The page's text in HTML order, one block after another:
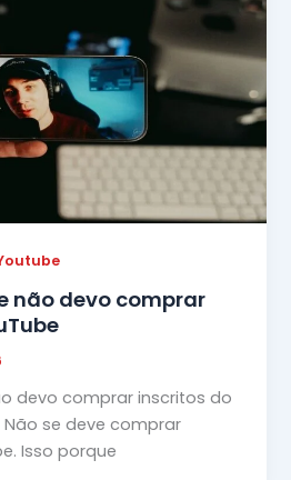
não devo comprar
devo comprar inscritos do
se deve comprar
Isso porque